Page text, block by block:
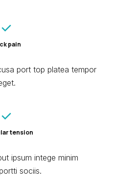
pain
port top platea tempor
tension
ipsum intege minim
sociis.